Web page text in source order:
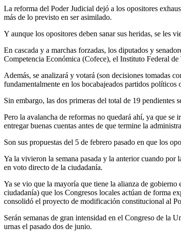
La reforma del Poder Judicial dejó a los opositores
más de lo previsto en ser asimilado.
Y aunque los opositores deben sanar sus heridas, se les
En cascada y a marchas forzadas, los diputados y
Competencia Económica (Cofece), el Instituto Federal
Además, se analizará y votará (son decisiones tomadas
fundamentalmente en los bocabajeados partidos políticos
Sin embargo, las dos primeras del total de 19 pendientes
Pero la avalancha de reformas no quedará ahí, ya que
entregar buenas cuentas antes de que termine la
Son sus propuestas del 5 de febrero pasado en que los
Ya la vivieron la semana pasada y la anterior cuando por
en voto directo de la ciudadanía.
Ya se vio que la mayoría que tiene la alianza de
ciudadanía) que los Congresos locales actúan de forma
consolidó el proyecto de modificación constitucional al
Serán semanas de gran intensidad en el Congreso de la
urnas el pasado dos de junio.